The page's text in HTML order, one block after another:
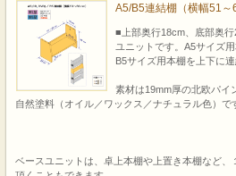
A5/B5連結棚（横幅51～
■上部奥行18cm、底部奥
ユニットです。A5サイズ
B5サイズ用本棚を上下に連
素材は19mm厚の北欧パイ
自然塗料（オイル／ワックス／ナチュラル色）で
ベースユニットは、卓上本棚や上置き本棚など